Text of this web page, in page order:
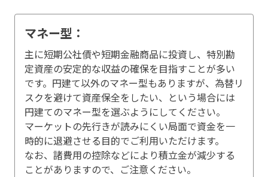
マネー型：
主に短期公社債や短期金融商品に投資し、特別勘
定資産の安定的な収益の確保を目指すことが多い
です。円建て以外のマネー型もありますが、為替リ
スクを避けて資産保全をしたい、という場合には
円建てのマネー型を選ぶようにしてください。
マーケットの先行きが読みにくい局面で資金を一
時的に退避させる目的でご利用いただけます。
なお、諸費用の控除などにより積立金が減少する
ことがありますので、ご注意ください。